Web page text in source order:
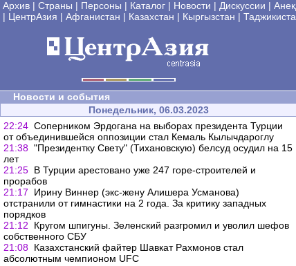
Архив | Страны | Персоны | Каталог | Новости | Дискуссии |
| ЦентрАзия | Афганистан | Казахстан | Кыргызстан |
Новости и события
Понедельник, 06.03.2023
22:24 Соперником Эрдогана на выборах президента Турции
от объединившейся оппозиции стал Кемаль Кылычдароглу
21:38 "Президентку Свету" (Тихановскую) белсуд осудил на 15
лет
21:25 В Турции арестовано уже 247 горе-строителей и
прорабов
21:17
Ирину Виннер (экс-жену Алишера Усманова)
отстранили от гимнастики на 2 года. За критику западных
порядков
21:12
Кругом шпигуны. Зеленский разгромил и уволил шефов
собственного СБУ
21:08 Казахстанский файтер Шавкат Рахмонов стал
абсолютным чемпионом UFC